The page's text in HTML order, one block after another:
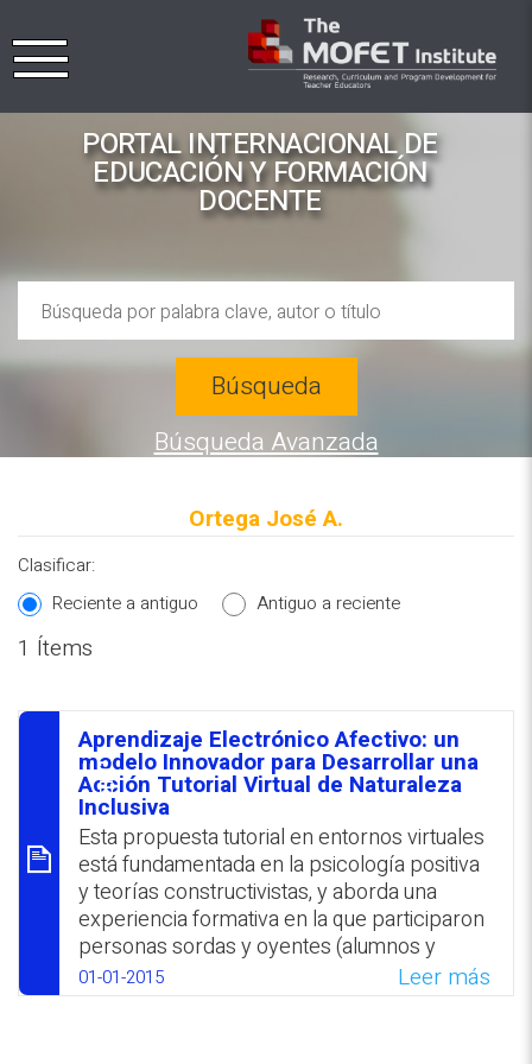
PORTAL INTERNACIONAL DE
EDUCACIÓN Y FORMACIÓN
DOCENTE
REPOSITORIO EN LÍNEA DE
CONTENIDOS ACADÉMICOS SOBRE
EDUCACIÓN Y FORMACIÓN DEL
PROFESORADO
Búsqueda
Búsqueda Avanzada
Ortega José A.
Clasificar:
Reciente a antiguo
Antiguo a reciente
1 Ítems
סיכום
Aprendizaje Electrónico Afectivo: un
modelo Innovador para Desarrollar una
Acción Tutorial Virtual de Naturaleza
Inclusiva
Esta propuesta tutorial en entornos virtuales
está fundamentada en la psicología positiva
y teorías constructivistas, y aborda una
experiencia formativa en la que participaron
personas sordas y oyentes (alumnos y
tutores) en un ámbito de aprendizaje
electrónico afectivo. Se destaca la
01-01-2015 Leer más